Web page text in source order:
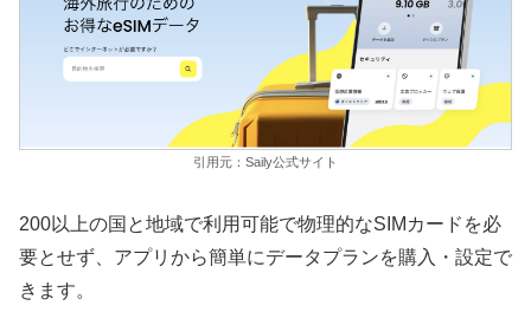
引用元：Saily公式サイト
200以上の国と地域で利用可能で物理的なSIMカードを必
要とせず、アプリから簡単にデータプランを購入・設定で
きます。